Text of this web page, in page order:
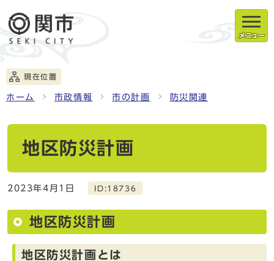
メニュー
現在位置
ホーム 市政情報 市の計画 防災関連
地区防災計画
2023年4月1日 ID:18736
地区防災計画
地区防災計画とは